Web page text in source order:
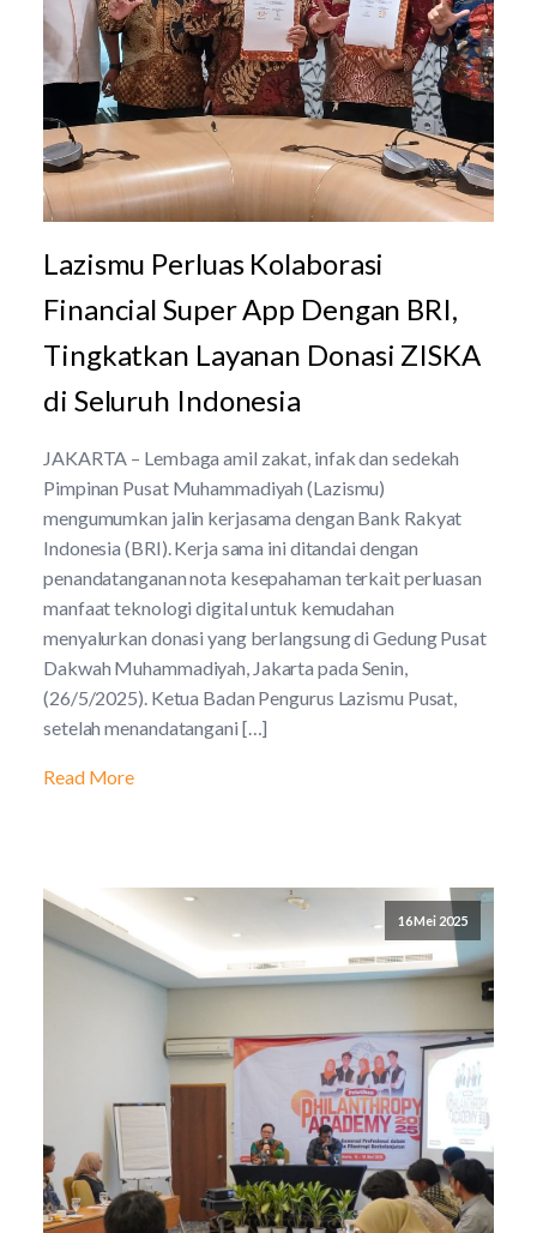
Lazismu Perluas Kolaborasi
Financial Super App Dengan BRI,
Tingkatkan Layanan Donasi ZISKA
di Seluruh Indonesia
JAKARTA – Lembaga amil zakat, infak dan sedekah
Pimpinan Pusat Muhammadiyah (Lazismu)
mengumumkan jalin kerjasama dengan Bank Rakyat
Indonesia (BRI). Kerja sama ini ditandai dengan
penandatanganan nota kesepahaman terkait perluasan
manfaat teknologi digital untuk kemudahan
menyalurkan donasi yang berlangsung di Gedung Pusat
Dakwah Muhammadiyah, Jakarta pada Senin,
(26/5/2025). Ketua Badan Pengurus Lazismu Pusat,
setelah menandatangani […]
Read More
16 Mei 2025